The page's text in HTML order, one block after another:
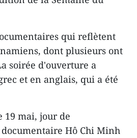
qui reflètent
dont plusieurs ont
soirée d'ouverture a
et en anglais, qui a été
19 mai, jour de
Hô Chi Minh